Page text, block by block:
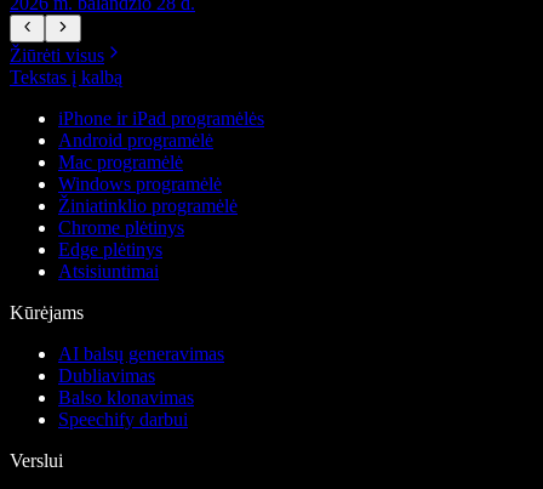
Žiūrėti visus
Tekstas į kalbą
iPhone ir iPad programėlės
Android programėlė
Mac programėlė
Windows programėlė
Žiniatinklio programėlė
Chrome plėtinys
Edge plėtinys
Atsisiuntimai
Kūrėjams
AI balsų generavimas
Dubliavimas
Balso klonavimas
Speechify darbui
Verslui